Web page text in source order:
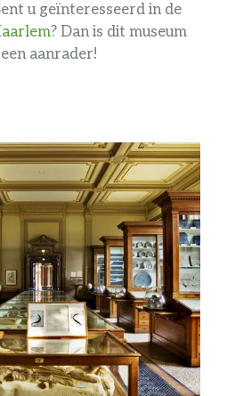
u geïnteresseerd in de
? Dan is dit museum
aanrader!